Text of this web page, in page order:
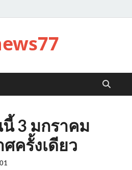
3 มกราคม
ครั้งเดียว